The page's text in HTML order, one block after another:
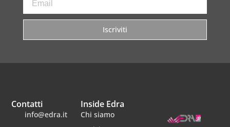
Iscriviti
Inside Edra
Chi siamo
Contatti
info@edra.it